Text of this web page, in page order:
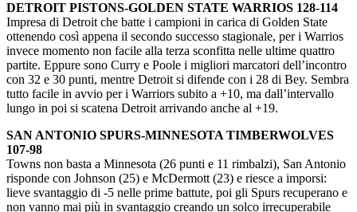
DETROIT PISTONS-GOLDEN STATE WARRIOS 128-114
Impresa di Detroit che batte i campioni in carica di Golden State
ottenendo così appena il secondo successo stagionale, per i Warrios
invece momento non facile alla terza sconfitta nelle ultime quattro
partite. Eppure sono Curry e Poole i migliori marcatori dell’incontro
con 32 e 30 punti, mentre Detroit si difende con i 28 di Bey. Sembra
tutto facile in avvio per i Warriors subito a +10, ma dall’intervallo
lungo in poi si scatena Detroit arrivando anche al +19.
SAN ANTONIO SPURS-MINNESOTA TIMBERWOLVES
107-98
Towns non basta a Minnesota (26 punti e 11 rimbalzi), San Antonio
risponde con Johnson (25) e McDermott (23) e riesce a imporsi:
lieve svantaggio di -5 nelle prime battute, poi gli Spurs recuperano e
non vanno mai più in svantaggio creando un solco irrecuperabile